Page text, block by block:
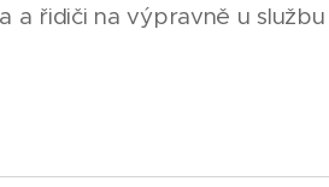
a řidiči na výpravně u